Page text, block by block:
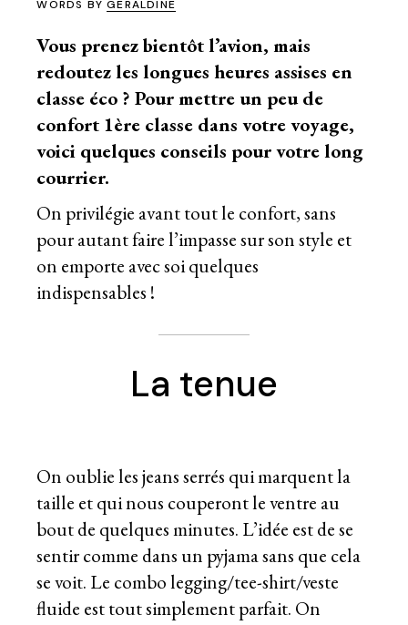
WORDS BYGERALDINE
Vous prenez bientôt l’avion, mais
redoutez les longues heures assises en
classe éco ? Pour mettre un peu de
confort 1ère classe dans votre voyage,
voici quelques conseils pour votre long
courrier.
On privilégie avant tout le confort, sans
pour autant faire l’impasse sur son style et
on emporte avec soi quelques
indispensables !
La tenue
On oublie les jeans serrés qui marquent la
taille et qui nous couperont le ventre au
bout de quelques minutes. L’idée est de se
sentir comme dans un pyjama sans que cela
se voit. Le combo legging/tee-shirt/veste
fluide est tout simplement parfait. On